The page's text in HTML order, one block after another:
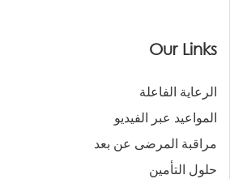
Our Links
الرعاية الفاعلة
المواعيد عبر الفيديو
مراقبة المرضى عن بعد
حلول التأمين